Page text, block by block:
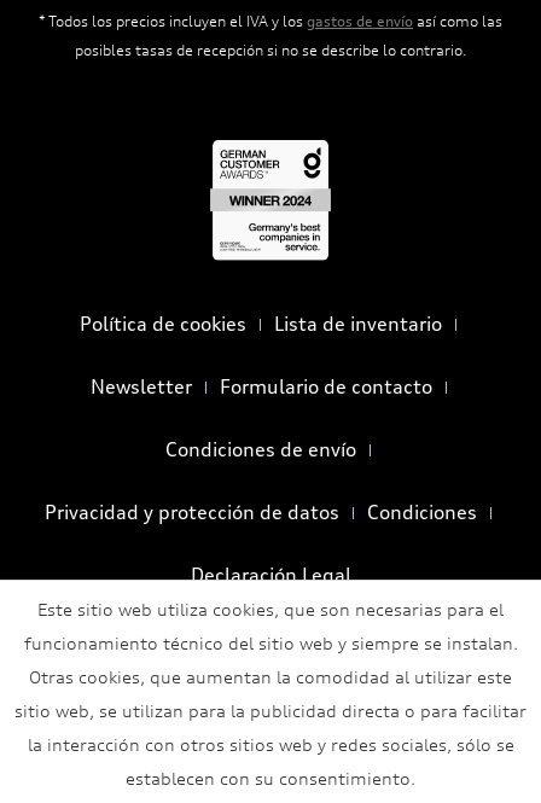
* Todos los precios incluyen el IVA y los gastos de envío así como las
posibles tasas de recepción si no se describe lo contrario.
Política de cookies Lista de inventario
Newsletter Formulario de contacto
Condiciones de envío
Privacidad y protección de datos Condiciones
Declaración Legal
Este sitio web utiliza cookies, que son necesarias para el
funcionamiento técnico del sitio web y siempre se instalan.
Otras cookies, que aumentan la comodidad al utilizar este
sitio web, se utilizan para la publicidad directa o para facilitar
la interacción con otros sitios web y redes sociales, sólo se
establecen con su consentimiento.